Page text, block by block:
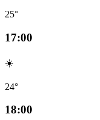
25°
17:00
☀️
24°
18:00